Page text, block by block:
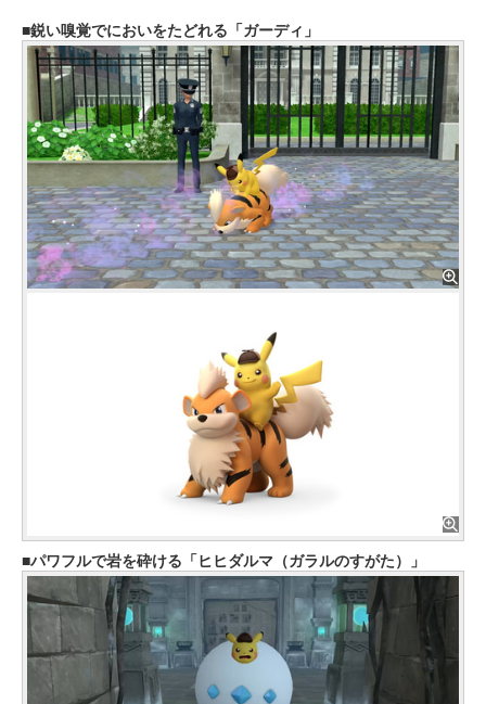
鋭い嗅覚でにおいをたどれる「ガーディ」
パワフルで岩を砕ける「ヒヒダルマ（ガラルのすがた）」